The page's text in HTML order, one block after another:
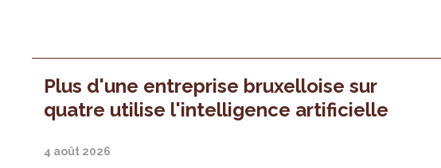
Plus d'une entreprise bruxelloise sur
quatre utilise l'intelligence artificielle
4 août 2026